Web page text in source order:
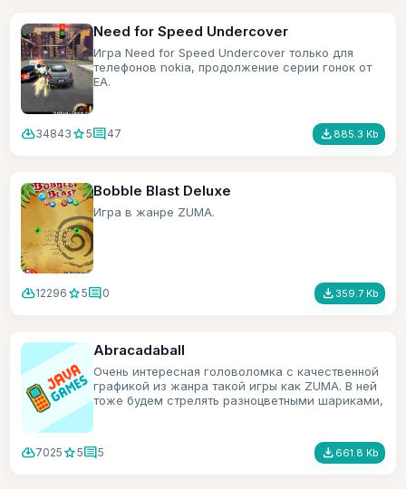
Need for Speed Undercover
Игра Need for Speed Undercover только для
телефонов nokia, продолжение серии гонок от
ЕА.
cloud_download34843 star5comment47 file_download 885.3 Kb
Bobble Blast Deluxe
Игра в жанре ZUMA.
cloud_download12296 star5comment0 file_download 359.7 Kb
Abracadaball
Очень интересная головоломка с качественной
графикой из жанра такой игры как ZUMA. В ней
тоже будем стрелять разноцветными шариками,
cloud_download7025 star5comment5 file_download 661.8 Kb